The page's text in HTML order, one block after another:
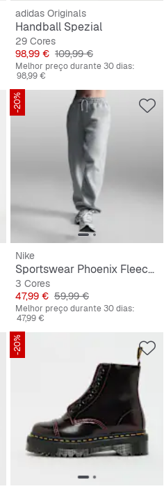
adidas Originals
Handball Spezial
29 Cores
Preço
98,99 € Preço original
109,99 €
Melhor preço durante 30 dias:
98,99 €
-20%
Nike
Sportswear Phoenix Fleece High-Waisted Oversized Sweatpants
3 Cores
Preço
47,99 € Preço original
59,99 €
Melhor preço durante 30 dias:
47,99 €
-20%